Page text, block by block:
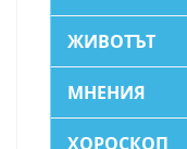
ЖИВОТЪТ
МНЕНИЯ
ХОРОСКОП